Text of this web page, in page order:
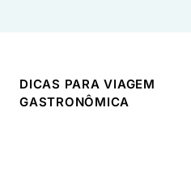
DICAS PARA VIAGEM
GASTRONÔMICA